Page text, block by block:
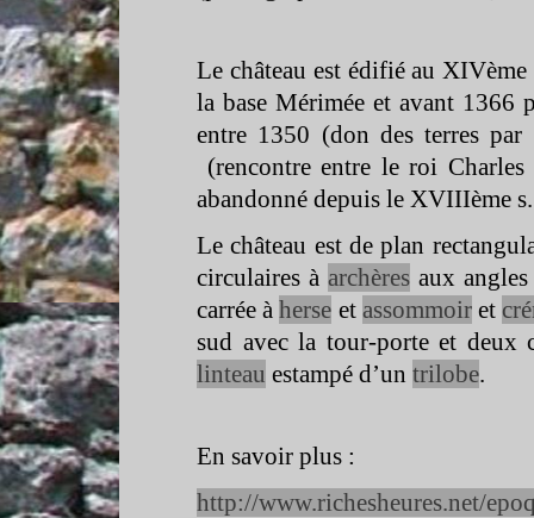
Le château est édifié au
la base Mérimée et avant 1366
entre 1350 (don des terres
(rencontre entre le roi
abandonné depuis le XVIIIème s.
Le château est de plan
circulaires à archères aux
carrée àherse et assommoiret
sud avec la tour-porte et deux
linteau estampé d’un trilobe.
En savoir plus :
http://www.richesheures.net/